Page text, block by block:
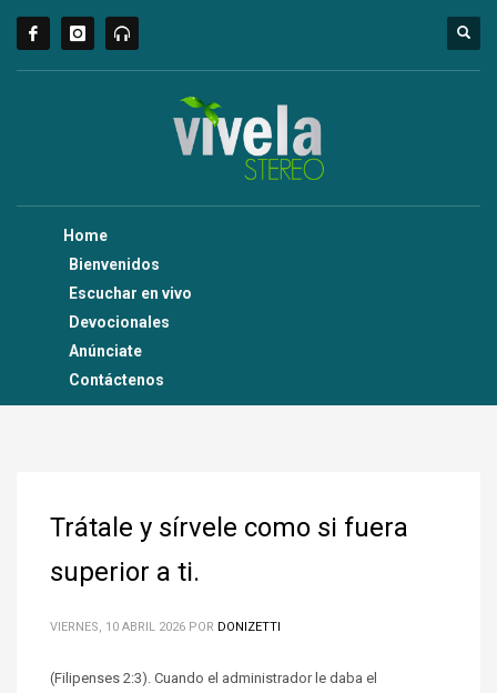
Home
Bienvenidos
Escuchar en vivo
Devocionales
Anúnciate
Contáctenos
Trátale y sírvele como si fuera
superior a ti.
VIERNES, 10 ABRIL 2026 POR DONIZETTI
(Filipenses 2:3). Cuando el administrador le daba el